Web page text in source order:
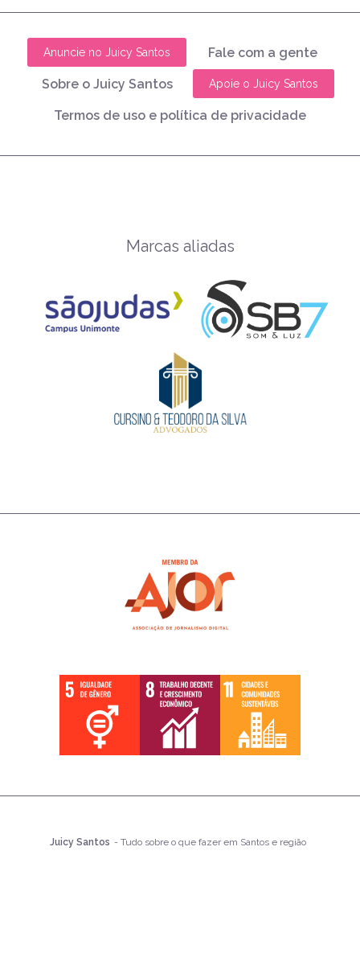
Anuncie no Juicy Santos Fale com a gente
Sobre o Juicy Santos Apoie o Juicy Santos
Termos de uso e política de privacidade
Marcas aliadas
Juicy Santos - Tudo sobre o que fazer em Santos e região